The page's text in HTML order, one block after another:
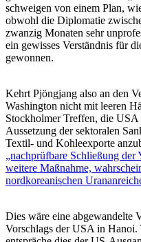
schweigen von einem Plan,
obwohl die Diplomatie
zwanzig Monaten sehr
ein gewisses Verständnis für
gewonnen.
Kehrt Pjöngjang also an den
Washington nicht mit leeren
Stockholmer Treffen, die USA
Aussetzung der sektoralen
Textil- und Kohleexporte
„nachprüfbare Schließung
weitere Maßnahme,
nordkoreanischen
Dies wäre eine abgewandelte
Vorschlags der USA in